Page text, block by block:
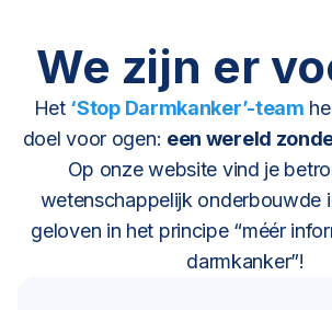
We zijn er
Het ‘Stop Darmkanker’-team
doel voor ogen: een wereld
Op onze website vind je
wetenschappelijk onderbouwde
geloven in het principe “méér
darmkanker”!